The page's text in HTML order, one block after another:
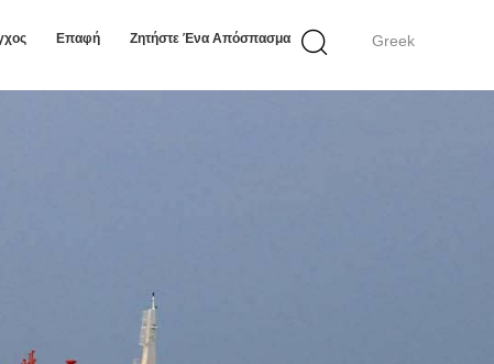
Greek
Επαφή Ζητήστε Ένα Απόσπασμα